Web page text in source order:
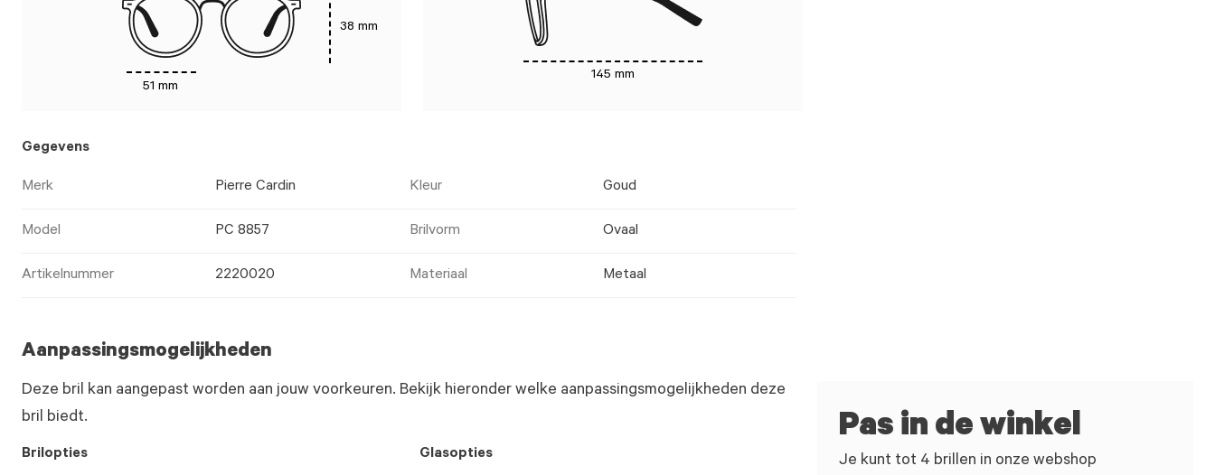
51 mm
38 mm
145 mm
Gegevens
Merk Pierre Cardin Kleur Goud
Model PC 8857 Brilvorm Ovaal
Artikelnummer 2220020 Materiaal Metaal
Aanpassingsmogelijkheden
Deze bril kan aangepast worden aan jouw voorkeuren. Bekijk hieronder welke aanpassingsmogelijkheden deze
bril biedt.
Brilopties
Glasopties
Pas in de winkel
Je kunt tot 4 brillen in onze webshop